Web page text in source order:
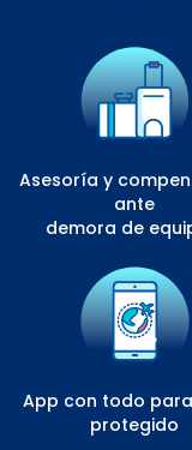
Asesoría y
ante
demora de
App con todo
protegido